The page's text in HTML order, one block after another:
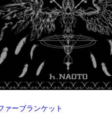
ァーブランケット